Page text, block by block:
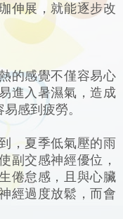
伸展，就能逐步改
的感覺不僅容易心
進入暑濕氣，造成
感到疲勞。
，夏季低氣壓的雨
副交感神經優位，
倦怠感，且與心臟
經過度放鬆，而會